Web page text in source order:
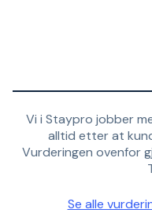
Vi i Staypro jobber
alltid etter at
Vurderingen ovenfor
Se alle